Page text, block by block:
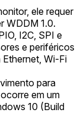
ele requer
WDDM 1.0.
I2C, SPI e
e periféricos
Wi-Fi
para
em um
10 (Build